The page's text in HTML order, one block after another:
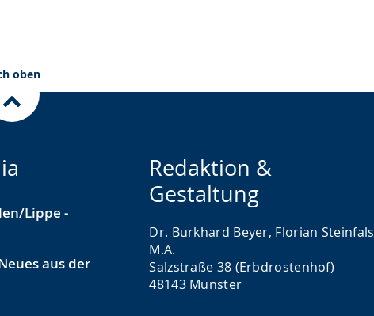
oben
Lippe -
aus der
Redaktion &
Gestaltung
Dr. Burkhard Beyer, Florian Steinfals
M.A.
Salzstraße 38 (Erbdrostenhof)
48143 Münster